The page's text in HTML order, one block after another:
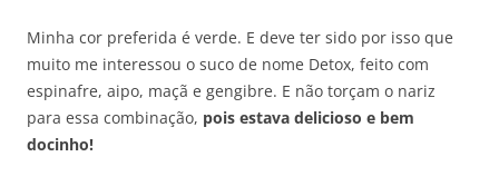
Minha cor preferida é verde. E deve ter sido por isso que
muito me interessou o suco de nome Detox, feito com
espinafre, aipo, maçã e gengibre. E não torçam o nariz
para essa combinação, pois estava delicioso e bem
docinho!